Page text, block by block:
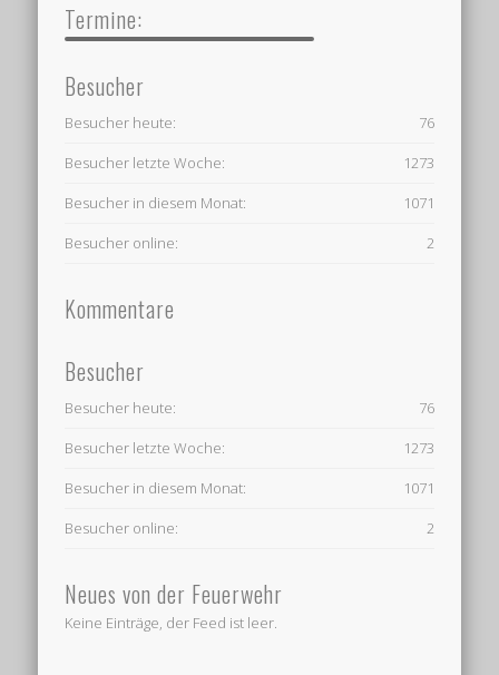
Termine:
Besucher
76
Besucher heute:
1273
Besucher letzte Woche:
1071
Besucher in diesem Monat:
2
Besucher online:
Kommentare
Besucher
76
Besucher heute:
1273
Besucher letzte Woche:
1071
Besucher in diesem Monat:
2
Besucher online:
Neues von der Feuerwehr
Keine Einträge, der Feed ist leer.